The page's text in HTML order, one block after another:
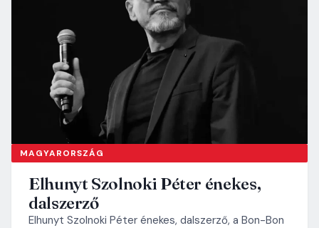
MAGYARORSZÁG
Elhunyt Szolnoki Péter énekes,
dalszerző
Elhunyt Szolnoki Péter énekes, dalszerző, a Bon-Bon